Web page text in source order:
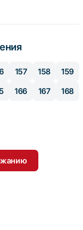
157 158
159
166 167
168